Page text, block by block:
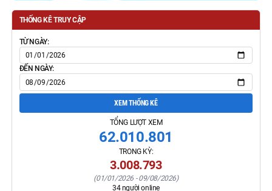
THỐNG KÊ TRUY CẬP
TỪ NGÀY:
ĐẾN NGÀY:
XEM THỐNG KÊ
TỔNG LƯỢT XEM
62.010.801
TRONG KỲ:
3.008.793
(01/01/2026 -09/08/2026)
34người online